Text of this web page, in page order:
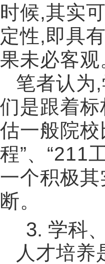
时候,其实
定性,即具
果未必客观
笔者认为,
们是跟着
估一般院
程”、 “211
一个积极
断。
3. 学科
人才培养